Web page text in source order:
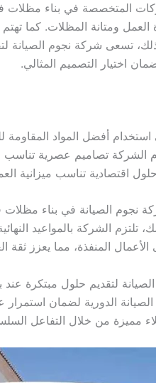
المتخصصة في بناء مظلات
ومتانة المظلات. كما تهتم
تسعى شركة نجوم الصيانة
اختيار التصميم المثالي.
أفضل المواد المقاومة
الشركة تصاميم عصرية تناسب
اقتصادية تناسب ميزانية
شركة نجوم الصيانة في بناء
الشركة بالمواعيد
المنفذة، مما يعزز ثقة
لتقديم حلول مبتكرة عند
الدورية لضمان
مميزة من خلال التفاعل